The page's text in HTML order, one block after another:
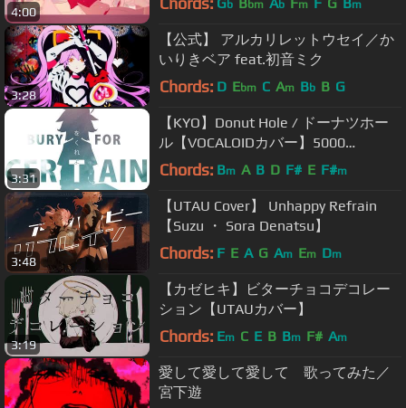
4:00
b bm b m m
3:28
【公式】 アルカリレットウセイ／か
いりきベア feat.初音ミク
Chords: D Ebm C Am Bb B G
3:31
【KYO】Donut Hole / ドーナツホー
ル【VOCALOIDカバー】5000
Subscriber Milestone!!
Chords: Bm A B D F# E F#m
3:48
【UTAU Cover】 Unhappy Refrain
【Suzu ・ Sora Denatsu】
Chords: F E A G Am Em Dm
3:19
【カゼヒキ】ビターチョコデコレー
ション【UTAUカバー】
Chords: Em C E B Bm F# Am
愛して愛して愛して 歌ってみた／
宮下遊